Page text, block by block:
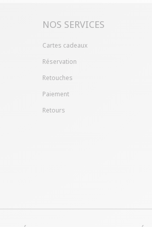
NOS SERVICES
Cartes cadeaux
Réservation
Retouches
Paiement
Retours